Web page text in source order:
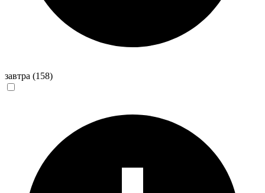
завтра (158)